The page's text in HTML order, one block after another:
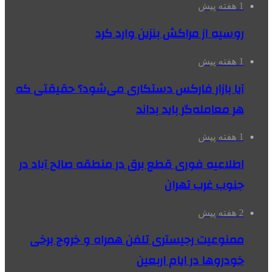
1 هفته پیش
روسیه از مراکش بنزین وارد کرد
1 هفته پیش
آیا بازار فارکس دستکاری می‌شود؟ حقیقتی که
هر معامله‌گر باید بداند
1 هفته پیش
اطلاعیه فوری قطع برق در منطقه صالح آباد در
جنوب غرب تهران
2 هفته پیش
ممنوعیت رجیستری تلفن همراه و خروج برخی
خودروها در ایام اربعین